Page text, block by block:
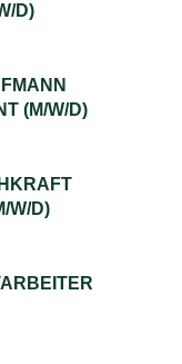
D)
(M/W/D)
W/D)